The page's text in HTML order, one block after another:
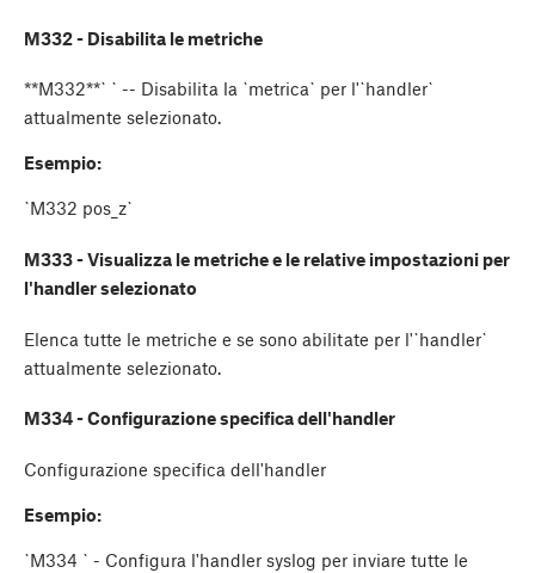
M332 - Disabilita le metriche
**M332**` ` -- Disabilita la `metrica` per l'`handler`
attualmente selezionato.
Esempio:
`M332 pos_z`
M333 - Visualizza le metriche e le relative impostazioni per
l'handler selezionato
Elenca tutte le metriche e se sono abilitate per l'`handler`
attualmente selezionato.
M334 - Configurazione specifica dell'handler
Configurazione specifica dell'handler
Esempio:
`M334 ` - Configura l'handler syslog per inviare tutte le